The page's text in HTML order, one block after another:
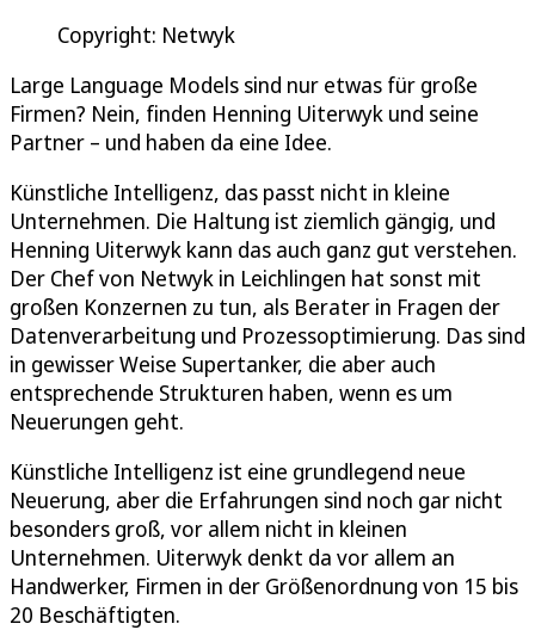
Copyright: Netwyk
Large Language Models sind nur etwas für große
Firmen? Nein, finden Henning Uiterwyk und seine
Partner – und haben da eine Idee.
Künstliche Intelligenz, das passt nicht in kleine
Unternehmen. Die Haltung ist ziemlich gängig, und
Henning Uiterwyk kann das auch ganz gut verstehen.
Der Chef von Netwyk in Leichlingen hat sonst mit
großen Konzernen zu tun, als Berater in Fragen der
Datenverarbeitung und Prozessoptimierung. Das sind
in gewisser Weise Supertanker, die aber auch
entsprechende Strukturen haben, wenn es um
Neuerungen geht.
Künstliche Intelligenz ist eine grundlegend neue
Neuerung, aber die Erfahrungen sind noch gar nicht
besonders groß, vor allem nicht in kleinen
Unternehmen. Uiterwyk denkt da vor allem an
Handwerker, Firmen in der Größenordnung von 15 bis
20 Beschäftigten.